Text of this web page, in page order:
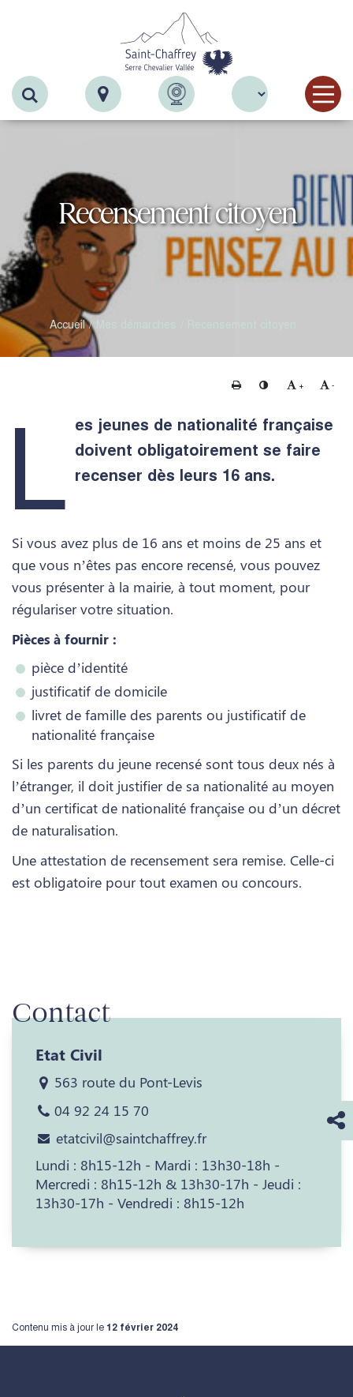
Recherche
Recensement citoyen
Accueil Mes démarches
Imprimer Changer le contraste
+ Agrandir le
-
L es jeunes de nationalité française
doivent obligatoirement se faire
recenser dès leurs 16 ans.
Si vous avez plus de 16 ans et moins de 25 ans et
que vous n’êtes pas encore recensé, vous pouvez
vous présenter à la mairie, à tout moment, pour
régulariser votre situation.
Pièces à fournir :
pièce d’identité
justificatif de domicile
livret de famille des parents ou justificatif de
nationalité française
Si les parents du jeune recensé sont tous deux nés à
l’étranger, il doit justifier de sa nationalité au moyen
d’un certificat de nationalité française ou d’un décret
de naturalisation.
Une attestation de recensement sera remise. Celle-ci
est obligatoire pour tout examen ou concours.
Contact
Etat Civil
563 route du Pont-Levis
04 92 24 15 70
etatcivil@saintchaffrey.fr
Lundi : 8h15-12h - Mardi : 13h30-18h -
Mercredi : 8h15-12h & 13h30-17h - Jeudi :
13h30-17h - Vendredi : 8h15-12h
Contenu mis à jour le 12 février 2024